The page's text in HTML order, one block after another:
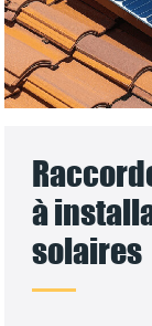
à
solaires